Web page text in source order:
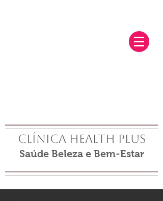
Clínica Health Plus
Saúde Beleza e Bem-Estar